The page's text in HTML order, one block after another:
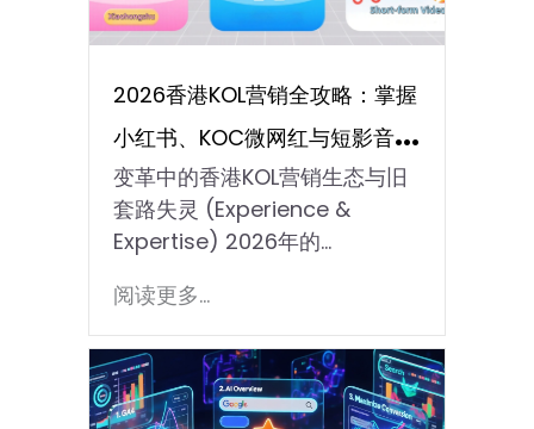
2026香港KOL营销全攻略：掌握
小红书、KOC微网红与短影音流
量密码
变革中的香港KOL营销生态与旧
套路失灵 (Experience &
Expertise) 2026年的…
阅读更多...